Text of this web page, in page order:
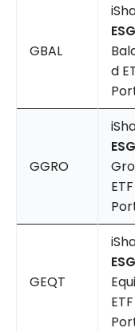
GBAL
ESG
d
GGRO
ESG
ETF
GEQT
ESG
ETF